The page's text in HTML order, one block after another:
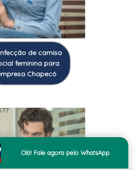
de camisa
feminina para
Chapecó
Olá! Fale agora pelo WhatsApp.